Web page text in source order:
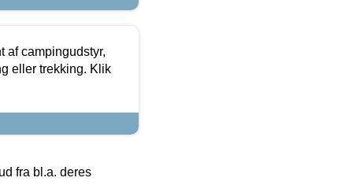
af campingudstyr,
eller trekking. Klik
fra bl.a. deres